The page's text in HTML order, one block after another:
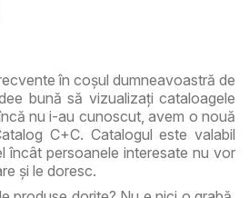
în coşul dumneavoastră de
bună să vizualizaţi cataloagele
nu i-au cunoscut, avem o nouă
C+C. Catalogul este valabil
încât persoanele interesate nu vor
și le doresc.